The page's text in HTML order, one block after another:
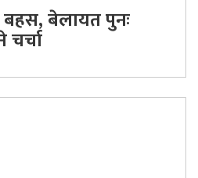
बहस, बेलायत पुनः